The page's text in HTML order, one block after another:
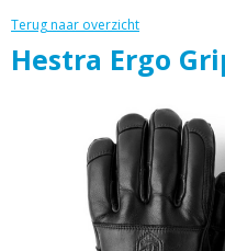
Terug naar overzicht
Hestra Ergo